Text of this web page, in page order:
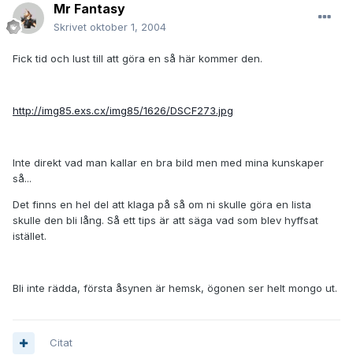
Mr Fantasy
Skrivet oktober 1, 2004
Fick tid och lust till att göra en så här kommer den.
http://img85.exs.cx/img85/1626/DSCF273.jpg
Inte direkt vad man kallar en bra bild men med mina kunskaper
så...
Det finns en hel del att klaga på så om ni skulle göra en lista
skulle den bli lång. Så ett tips är att säga vad som blev hyffsat
istället.
Bli inte rädda, första åsynen är hemsk, ögonen ser helt mongo ut.
Citat